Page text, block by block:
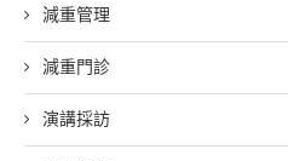
減重管理
減重門診
演講採訪